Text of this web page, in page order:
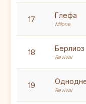
17 Глефа
Milone
18 Берлиоз
Revival
19
Revival